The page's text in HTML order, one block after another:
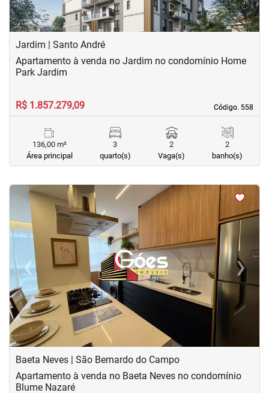
Jardim | Santo André
Código. 558
Código. 558
Apartamento à venda no Jardim no condomínio Home
Park Jardim
R$ 1.857.279,09
136,00 m²
Área principal
3
quarto(s)
2
Vaga(s)
2
banho(s)
< <<
‹Previous ›Next
Baeta Neves | São Bernardo do Campo
Apartamento à venda no Baeta Neves no condomínio
Blume Nazaré